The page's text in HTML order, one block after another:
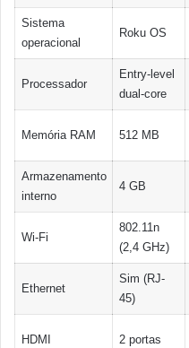
Sistema
operacional
Roku OS
Processador
Entry-level
dual-core
Memória RAM 512 MB
Armazenamento
interno
4 GB
Wi-Fi
802.11n
(2,4 GHz)
Ethernet
Sim (RJ-
45)
HDMI 2 portas